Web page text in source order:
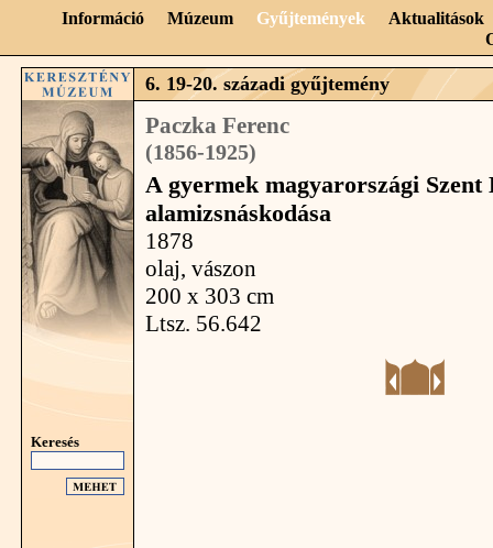
Információ Múzeum Gyűjtemények
Aktualitások
Keresés
6. 19-20. századi gyűjtemény
Paczka Ferenc
(1856-1925)
A gyermek magyarországi Szent
alamizsnáskodása
1878
olaj, vászon
200 x 303 cm
Ltsz. 56.642